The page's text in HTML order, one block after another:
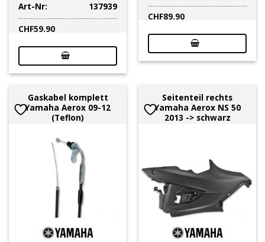
Art-Nr:
137939
CHF59.90
CHF89.90
Gaskabel komplett
Yamaha Aerox 09-12
(Teflon)
Seitenteil rechts
Yamaha Aerox NS 50
2013 -> schwarz